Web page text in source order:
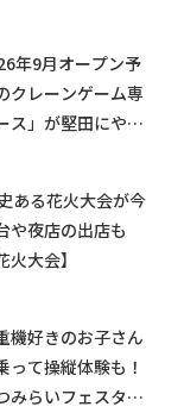
年9月オープン予
クレーンゲーム専
ス」が堅田にやっ
ある花火大会が今
や夜店の出店も
大会】
機好きのお子さん
って操縦体験も！
みらいフェスタ